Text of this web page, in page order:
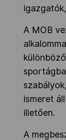
A MOB
ismeret
illetően.
A